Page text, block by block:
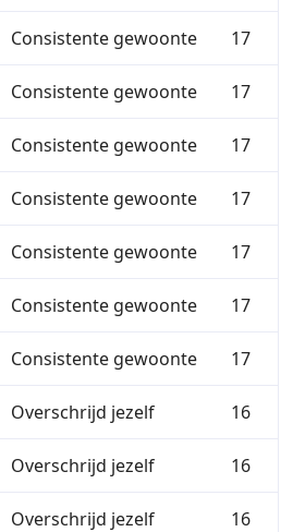
Consistente gewoonte 17
Consistente gewoonte 17
Consistente gewoonte 17
Consistente gewoonte 17
Consistente gewoonte 17
Consistente gewoonte 17
Consistente gewoonte 17
Overschrijd jezelf 16
Overschrijd jezelf 16
Overschrijd jezelf 16